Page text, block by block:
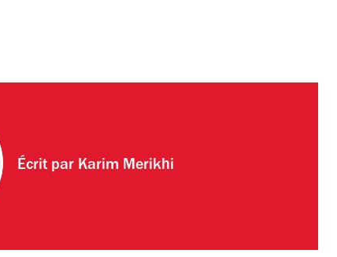
Écrit par Karim Merikhi